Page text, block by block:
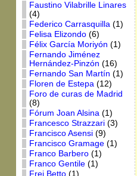
Faustino Vilabrille Linares
(4)
Federico Carrasquilla(1)
Felisa Elizondo(6)
Félix García Moriyón (1)
Fernando Jiménez
Hernández-Pinzón (16)
Fernando San Martín (1)
Floren de Estepa(12)
Foro de curas de Madrid
(8)
Fórum Joan Alsina(1)
Francesco Strazzari(3)
Francisco Asensi(9)
Francisco Gramage(1)
Franco Barbero(1)
Franco Gentile(1)
Frei Betto(1)